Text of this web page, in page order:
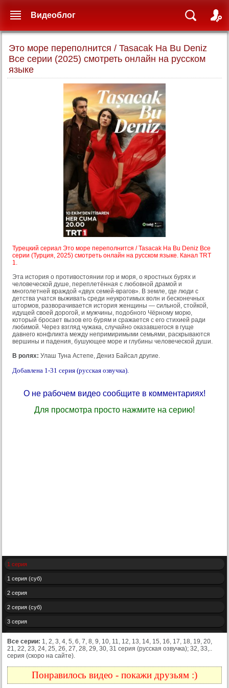
Это море переполнится / Tasacak Ha Bu Deniz
Все серии (2025) смотреть онлайн на русском
языке
Турецкий сериал Это море переполнится / Tasacak Ha Bu Deniz Все
серии (Турция, 2025) смотреть онлайн на русском языке. Канал TRT
1.
Эта история о противостоянии гор и моря, о яростных бурях и
человеческой душе, переплетённая с любовной драмой и
многолетней враждой «двух семей-врагов». В земле, где люди с
детства учатся выживать среди неукротимых волн и бесконечных
штормов, разворачивается история женщины — сильной, стойкой,
идущей своей дорогой, и мужчины, подобного Чёрному морю,
который бросает вызов его бурям и сражается с его стихией ради
любимой. Через взгляд чужака, случайно оказавшегося в гуще
давнего конфликта между непримиримыми семьями, раскрываются
вершины и падения, бушующее море и глубины человеческой души.
В ролях: Улаш Туна Астепе, Дениз Байсал другие.
Добавлена 1-31 серия (русская озвучка).
О не рабочем видео сообщите в комментариях!
Для просмотра просто нажмите на серию!
1 серия
1 серия (суб)
2 серия
2 серия (суб)
3 серия
4 серия
5 серия
Все серии: 1, 2, 3, 4, 5, 6, 7, 8, 9, 10, 11, 12, 13, 14, 15, 16, 17, 18, 19, 20,
21, 22, 23, 24, 25, 26, 27, 28, 29, 30, 31 серия (русская озвучка); 32, 33,..
серия (скоро на сайте).
Понравилось видео - покажи друзьям :)
Видеоблог